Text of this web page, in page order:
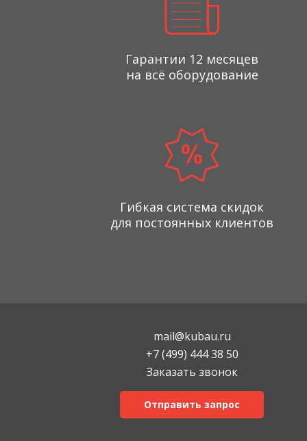
Гарантии 12 месяцев
на всё оборудование
Гибкая система скидок
для постоянных клиентов
mail@kubau.ru
+7 (499) 444 38 50
Заказать звонок
Отправить запрос